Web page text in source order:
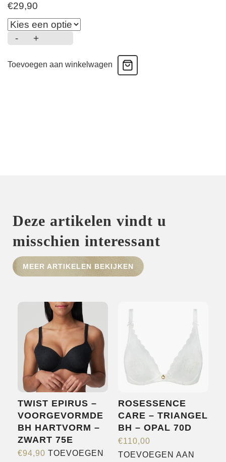
HOME
OVER ONS
NIEUWS
CONTACT
€29,90
-
Color
+
Toevoegen aan winkelwagen
Deze artikelen vindt u
misschien interessant
MEER ARTIKELEN BEKIJKEN
TWIST EPIRUS –
VOORGEVORMDE
BH HARTVORM –
ZWART 75E
€94,90 TOEVOEGEN
ROSESSENCE
CARE – TRIANGEL
BH – OPAL 70D
€110,00
TOEVOEGEN AAN